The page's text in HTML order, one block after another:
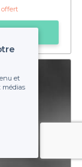
offert
et
médias